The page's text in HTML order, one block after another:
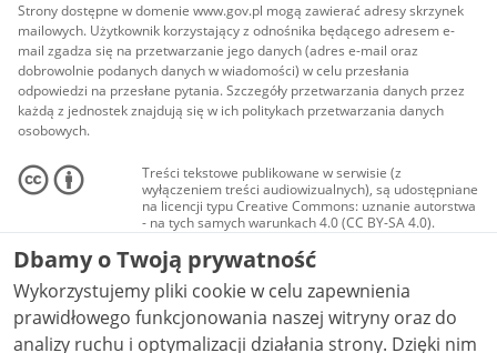
Strony dostępne w domenie www.gov.pl mogą zawierać adresy skrzynek
mailowych. Użytkownik korzystający z odnośnika będącego adresem e-
mail zgadza się na przetwarzanie jego danych (adres e-mail oraz
dobrowolnie podanych danych w wiadomości) w celu przesłania
odpowiedzi na przesłane pytania. Szczegóły przetwarzania danych przez
każdą z jednostek znajdują się w ich politykach przetwarzania danych
osobowych.
Treści tekstowe publikowane w serwisie (z
wyłączeniem treści audiowizualnych), są udostępniane
na licencji typu Creative Commons: uznanie autorstwa
- na tych samych warunkach 4.0 (CC BY-SA 4.0).
Materiały audiowizualne, w tym zdjęcia, materiały
audio i wideo, są udostępniane na licencji typu
Creative Commons: uznanie autorstwa użycie
niekomercyjne - bez utworów zależnych 4.0 (CC BY-
NC-ND 4.0), o ile nie jest to stwierdzone inaczej.
Dbamy o Twoją prywatność
Wykorzystujemy pliki cookie w celu zapewnienia
prawidłowego funkcjonowania naszej witryny oraz do
analizy ruchu i optymalizacji działania strony. Dzięki nim